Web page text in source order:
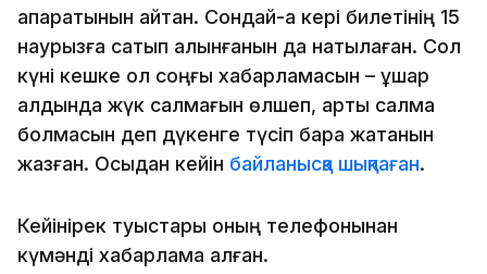
апаратынын айтқан. Сондай-ақ кері билетінің 15
наурызға сатып алынғанын да нақтылаған. Сол
күні кешке ол соңғы хабарламасын – ұшар
алдында жүк салмағын өлшеп, артық салмақ
болмасын деп дүкенге түсіп бара жатқанын
жазған. Осыдан кейін байланысқа шықпаған.
Кейінірек туыстары оның телефонынан
күмәнді хабарлама алған.